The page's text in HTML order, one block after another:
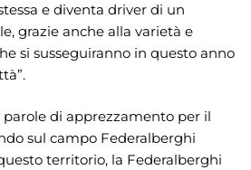
e diventa driver di un
grazie anche alla varietà e
si susseguiranno in questo anno
parole di apprezzamento per il
sul campo Federalberghi
territorio, la Federalberghi